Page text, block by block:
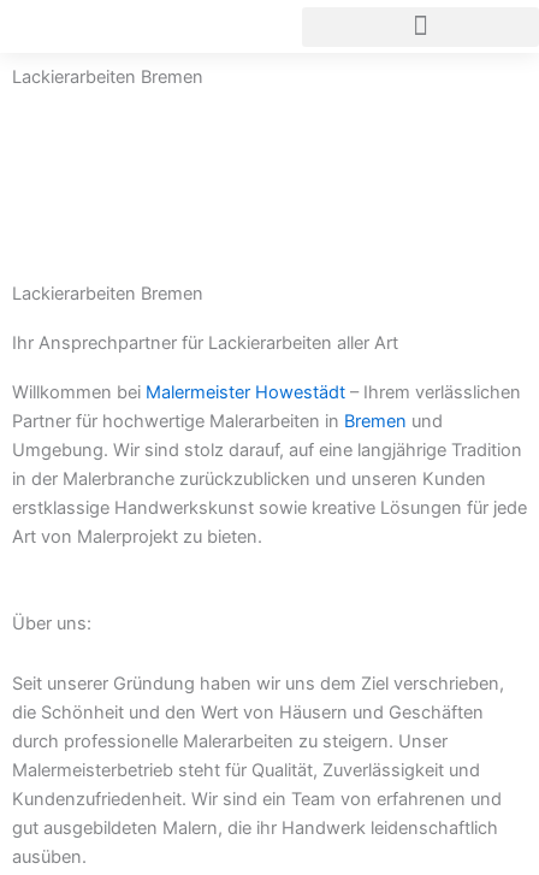
springen
Lackierarbeiten Bremen
Lackierarbeiten Bremen
Ihr Ansprechpartner für Lackierarbeiten aller Art
Willkommen bei Malermeister Howestädt – Ihrem verlässlichen
Partner für hochwertige Malerarbeiten in Bremen und
Umgebung. Wir sind stolz darauf, auf eine langjährige Tradition
in der Malerbranche zurückzublicken und unseren Kunden
erstklassige Handwerkskunst sowie kreative Lösungen für jede
Art von Malerprojekt zu bieten.
Über uns:
Seit unserer Gründung haben wir uns dem Ziel verschrieben,
die Schönheit und den Wert von Häusern und Geschäften
durch professionelle Malerarbeiten zu steigern. Unser
Malermeisterbetrieb steht für Qualität, Zuverlässigkeit und
Kundenzufriedenheit. Wir sind ein Team von erfahrenen und
gut ausgebildeten Malern, die ihr Handwerk leidenschaftlich
ausüben.